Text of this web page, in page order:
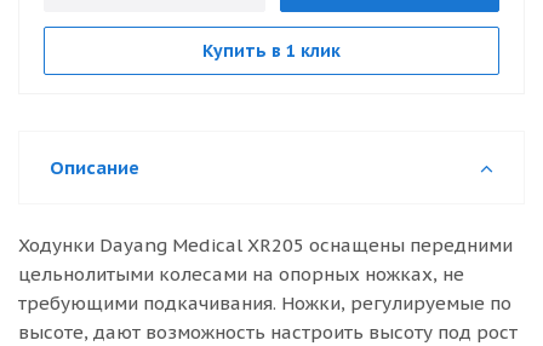
Купить в 1 клик
Описание
Ходунки Dayang Medical XR205 оснащены передними
цельнолитыми колесами на опорных ножках, не
требующими подкачивания. Ножки, регулируемые по
высоте, дают возможность настроить высоту под рост